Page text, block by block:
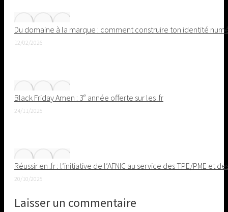
Du domaine à la marque : comment construire ton identité
12/02/2026
Black Friday Amen : 3ᵉ année offerte sur les .fr
24/11/2025
Réussir en .fr : l’initiative de l’AFNIC au service des TPE/PME et
20/10/2025
Laisser un commentaire